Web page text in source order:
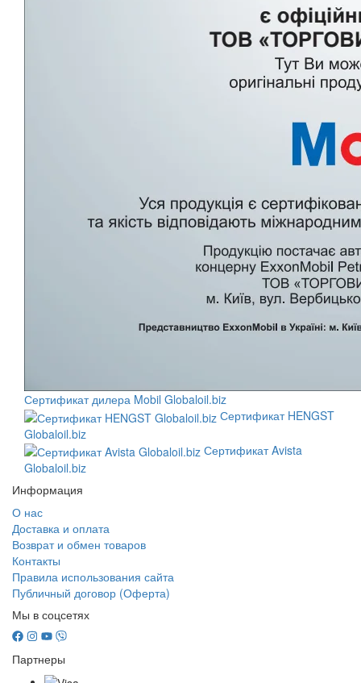
Сертификат дилера Mobil Globaloil.biz
Сертификат HENGST
Globaloil.biz
Сертификат Avista
Globaloil.biz
Информация
О нас
Доставка и оплата
Возврат и обмен товаров
Контакты
Правила использования сайта
Публичный договор (Оферта)
Мы в соцсетях
Партнеры